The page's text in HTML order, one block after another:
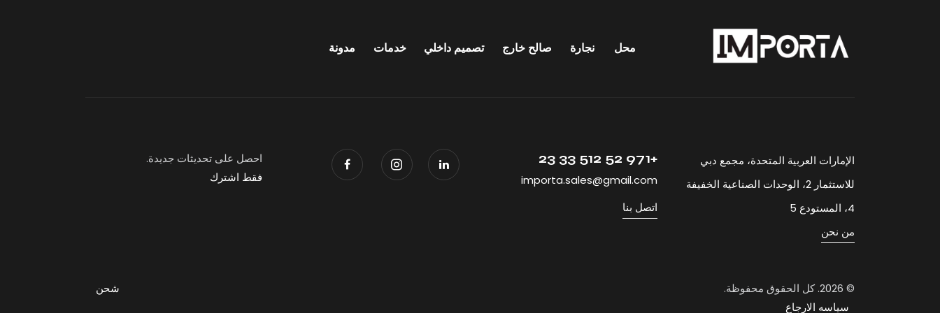
محل نجارة صالح خارج تصميم داخلي خدمات مدونة
الإمارات العربية المتحدة، مجمع دبي
للاستثمار 2، الوحدات الصناعية الخفيفة
4، المستودع 5
من نحن
+971 52 512 33 23
importa.sales@gmail.com
اتصل بنا
احصل على تحديثات جديدة.
فقط اشترك
© 2026. كل الحقوق محفوظة.
شحن
سياسه الارجاع